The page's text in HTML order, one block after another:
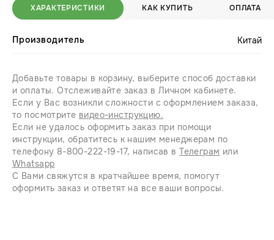
ХАРАКТЕРИСТИКИ КАК КУПИТЬ ОПЛАТА
Производитель Китай
Добавьте товары в корзину, выберите способ доставки
и оплаты. Отслеживайте заказ в Личном кабинете.
Если у Вас возникли сложности с оформлением заказа,
то посмотрите видео-инструкцию.
Если не удалось оформить заказ при помощи
инструкции, обратитесь к нашим менеджерам по
телефону 8-800-222-19-17, написав вТелеграм или
Whatsapp
С Вами свяжутся в кратчайшее время, помогут
оформить заказ и ответят на все ваши вопросы.